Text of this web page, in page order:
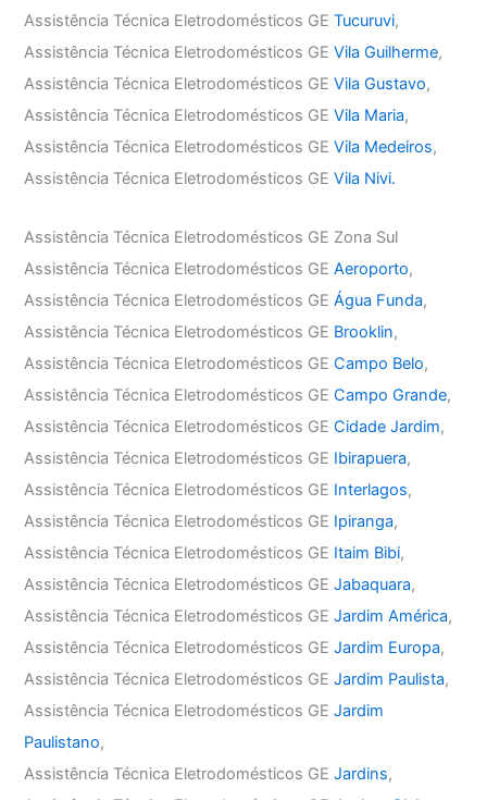
Assistência Técnica Eletrodomésticos GETucuruvi,
Assistência Técnica Eletrodomésticos GEVila Guilherme,
Assistência Técnica Eletrodomésticos GEVila Gustavo,
Assistência Técnica Eletrodomésticos GEVila Maria,
Assistência Técnica Eletrodomésticos GEVila Medeiros,
Assistência Técnica Eletrodomésticos GEVila Nivi.
Assistência Técnica Eletrodomésticos GE Zona Sul
Assistência Técnica Eletrodomésticos GEAeroporto,
Assistência Técnica Eletrodomésticos GEÁgua Funda,
Assistência Técnica Eletrodomésticos GE Brooklin,
Assistência Técnica Eletrodomésticos GECampo Belo,
Assistência Técnica Eletrodomésticos GECampo Grande,
Assistência Técnica Eletrodomésticos GECidade Jardim,
Assistência Técnica Eletrodomésticos GE Ibirapuera,
Assistência Técnica Eletrodomésticos GE Interlagos,
Assistência Técnica Eletrodomésticos GE Ipiranga,
Assistência Técnica Eletrodomésticos GE Itaim Bibi,
Assistência Técnica Eletrodomésticos GEJabaquara,
Assistência Técnica Eletrodomésticos GEJardim América,
Assistência Técnica Eletrodomésticos GEJardim Europa,
Assistência Técnica Eletrodomésticos GEJardim Paulista,
Assistência Técnica Eletrodomésticos GEJardim
Paulistano,
Assistência Técnica Eletrodomésticos GEJardins,